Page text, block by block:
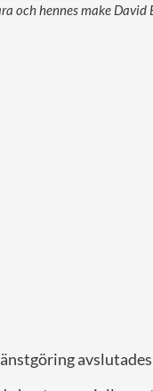
och hennes make